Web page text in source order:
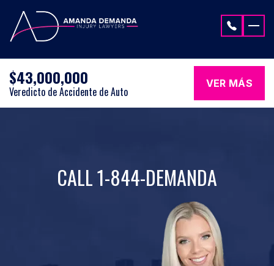
$43,000,000
Veredicto de Accidente de Auto
VER MÁS
CALL 1-844-DEMANDA